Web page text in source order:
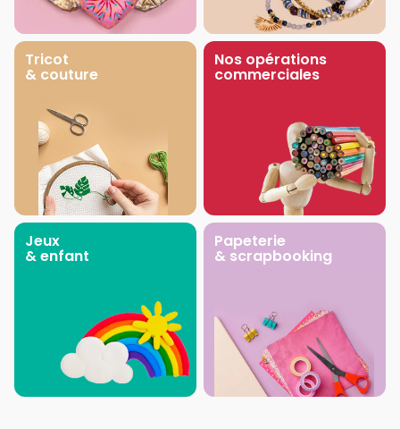
Tricot
& couture
Nos opérations
commerciales
Jeux
& enfant
Papeterie
& scrapbooking